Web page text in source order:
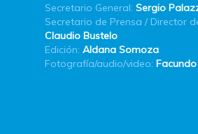
Secretario General: Sergio
Secretario de Prensa / Director
Claudio Bustelo
Edición: Aldana Somoza
Fotografía/audio/video: